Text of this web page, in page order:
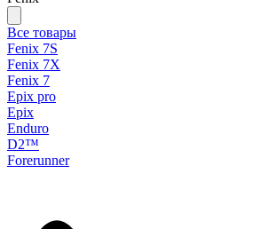
Все товары
Fenix 7S
Fenix 7X
Fenix 7
Epix pro
Epix
Enduro
D2™
Forerunner